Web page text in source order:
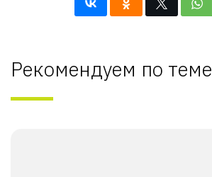
Рекомендуем по теме